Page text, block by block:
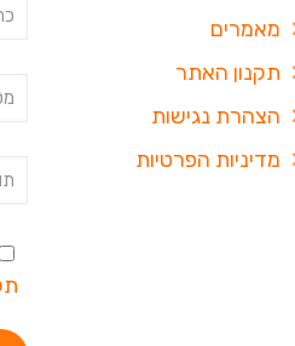
מאמרים
תקנון האתר
הצהרת נגישות
מדיניות הפרטיות